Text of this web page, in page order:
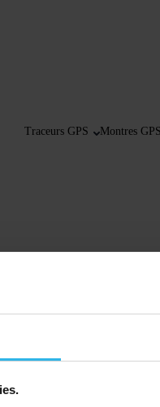
Traceurs GPS Montres GPS